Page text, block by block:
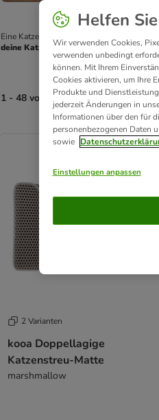
Eine Katzentoilette gehört zur
deine Katze
. Entdecke außerdem
1 - 48 von 333 Produkte
product items have been changed
2 Varianten
kooa Doppellagige
Katzenstreu-Matte
marshmallow
Helfen
Wir verwenden Cookies,
verwenden unbedingt
können. Mit Ihrem
Cookies aktivieren, um Ihre
Produkte und
jederzeit Änderungen in
Informationen über den für
personenbezogenen Daten
sowie
Einstellungen anpassen